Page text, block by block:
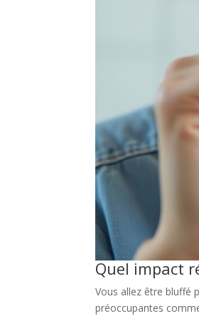
Quel impact
Vous allez être bluffé
préoccupantes